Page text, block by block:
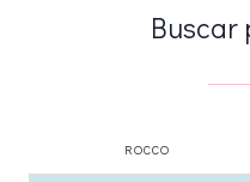
Buscar
ROCCO